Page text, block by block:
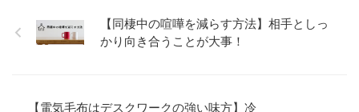
【同棲中の喧嘩を減らす方法】相手としっ
かり向き合うことが大事！
【電気毛布はデスクワークの強い味方】冷